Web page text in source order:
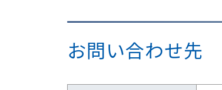
お問い合わせ先